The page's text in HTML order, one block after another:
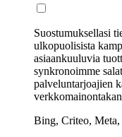
Suostumuksellasi
ulkopuolisista
asiaankuuluvia
synkronoimme
palveluntarjoajien
Bing, Criteo,